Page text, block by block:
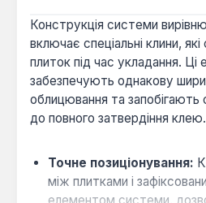
Конструкція системи
включає спеціальні клини,
плиток під час укладання. Ці
забезпечують однакову
облицювання та запобігають
до повного затвердіння клею.
Точне позиціонування:
між плитками і